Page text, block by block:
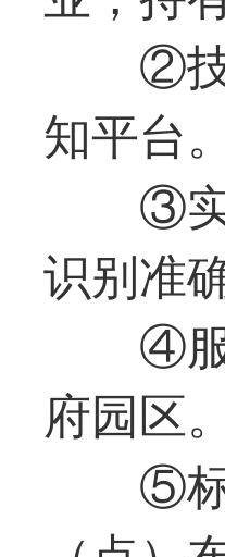
②
知平台。
③
识别准
④
府园区。
⑤